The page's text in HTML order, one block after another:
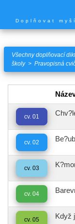
Doplňovat myší
Všechny doplňovací
školy> Pravopisná
cv. 01
cv. 02
cv. 03
cv. 04
cv. 05 Když